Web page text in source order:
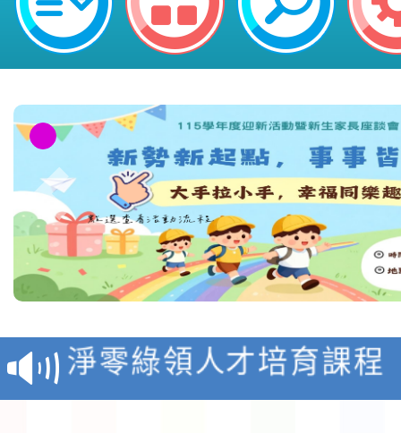
作導向之全面性教育工作坊」-桃
民小學
教育部校安中心白海豚
報
淨零綠領人才培育課程
檢送桃園市115學年度